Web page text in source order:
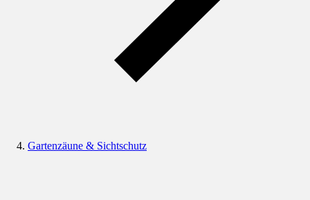
Gartenzäune & Sichtschutz